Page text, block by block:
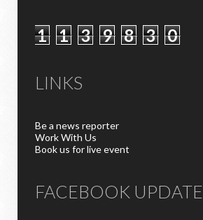
1 1 3 9 8 3 0
LINKS
Be a news reporter
Work With Us
Book us for live event
FACEBOOK UPDATE